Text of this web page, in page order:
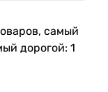
самый
дорогой: 1